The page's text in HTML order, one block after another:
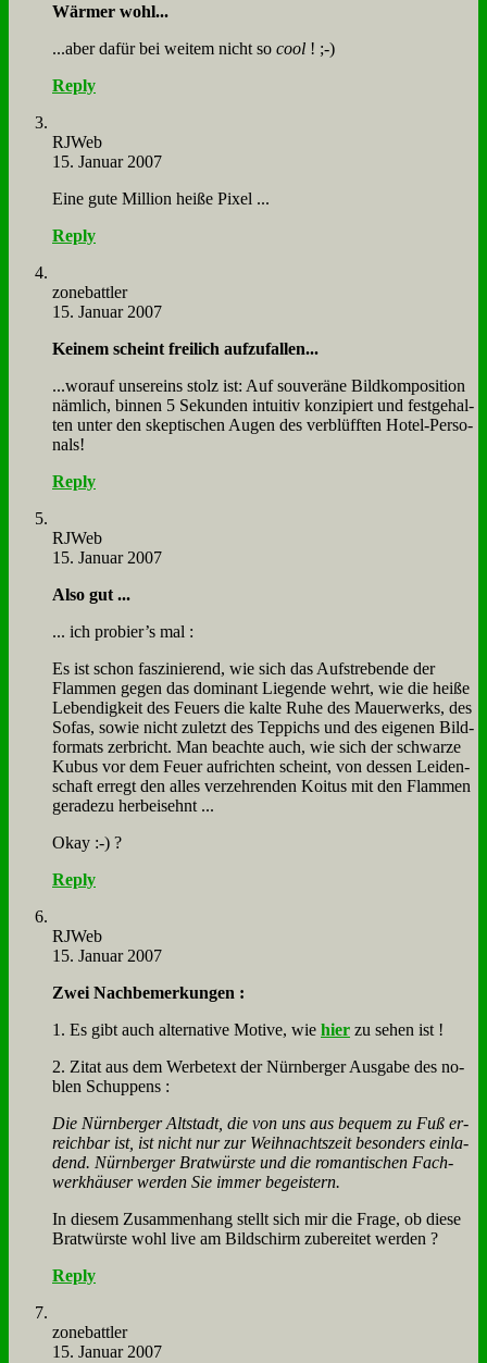
Wär­mer wohl...
...aber da­für bei wei­tem nicht so cool ! ;-)
Reply
RJ­Web
15. Januar 2007
Ei­ne gu­te Mil­li­on hei­ße Pi­xel ...
Reply
zone­batt­ler
15. Januar 2007
Kei­nem scheint frei­lich auf­zu­fal­len...
...wor­auf un­ser­eins stolz ist: Auf sou­ve­rä­ne Bild­kom­po­si­ti­on
näm­lich, bin­nen 5 Se­kun­den in­tui­tiv kon­zi­piert und fest­ge­hal­
ten un­ter den skep­ti­schen Au­gen des ver­blüff­ten Ho­tel-Per­so­
nals!
Reply
RJ­Web
15. Januar 2007
Al­so gut ...
... ich probier’s mal :
Es ist schon fas­zi­nie­rend, wie sich das Auf­stre­ben­de der
Flam­men ge­gen das do­mi­nant Lie­gen­de wehrt, wie die hei­ße
Le­ben­dig­keit des Feu­ers die kal­te Ru­he des Mau­er­werks, des
So­fas, so­wie nicht zu­letzt des Tep­pichs und des ei­ge­nen Bild­
for­mats zer­bricht. Man be­ach­te auch, wie sich der schwar­ze
Ku­bus vor dem Feu­er auf­rich­ten scheint, von des­sen Lei­den­
schaft er­regt den al­les ver­zeh­ren­den Ko­itus mit den Flam­men
ge­ra­de­zu her­bei­sehnt ...
Okay :-) ?
Reply
RJ­Web
15. Januar 2007
Zwei Nach­be­mer­kun­gen :
1. Es gibt auch al­ter­na­ti­ve Mo­ti­ve, wie hier zu se­hen ist !
2. Zi­tat aus dem Wer­be­text der Nürn­ber­ger Aus­ga­be des no­
blen Schup­pens :
Die Nürn­ber­ger Alt­stadt, die von uns aus be­quem zu Fuß er­
reich­bar ist, ist nicht nur zur Weih­nachts­zeit be­son­ders ein­la­
dend. Nürn­ber­ger Brat­wür­ste und die ro­man­ti­schen Fach­
werk­häu­ser wer­den Sie im­mer be­gei­stern.
In die­sem Zu­sam­men­hang stellt sich mir die Fra­ge, ob die­se
Brat­wür­ste wohl live am Bild­schirm zu­be­rei­tet wer­den ?
Reply
zone­batt­ler
15. Januar 2007